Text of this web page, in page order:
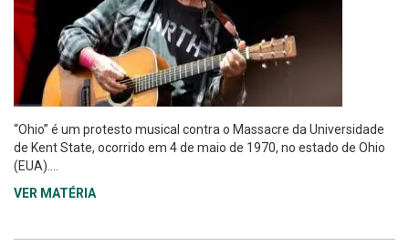
“Ohio” é um protesto musical contra o Massacre da Universidade
de Kent State, ocorrido em 4 de maio de 1970, no estado de Ohio
(EUA)....
VER MATÉRIA